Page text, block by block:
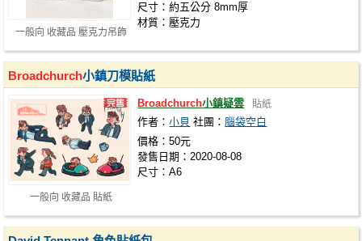
一般向 收藏品 壓克力吊飾
尺寸：約五公分 8mm厚
材質：壓克力
一般向 收藏品 貼紙
Broadchurch小鎮刀模貼紙
Broadchurch小鎮疑雲 貼紙
作者：小貝 社團：腦袋空白
價格：50元
發售日期：2020-08-08
尺寸：A6